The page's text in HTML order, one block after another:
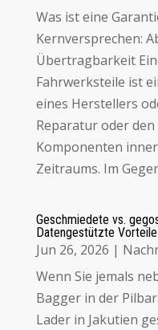
Was ist eine
Kernversprechen:
Übertragbarkeit
Fahrwerksteile ist
eines Herstellers
Reparatur oder
Komponenten
Zeitraums. Im
Geschmiedete vs.
Datengestützte
Jun 26, 2026 |
Wenn Sie jemals
Bagger in der
Lader in Jakutien